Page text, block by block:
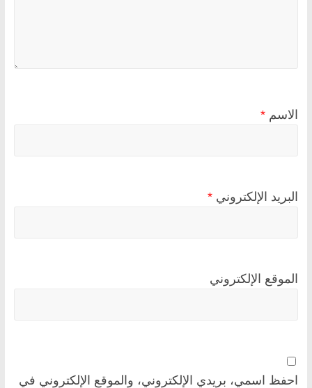
الاسم *
البريد الإلكتروني *
الموقع الإلكتروني
احفظ اسمي، بريدي الإلكتروني، والموقع الإلكتروني في